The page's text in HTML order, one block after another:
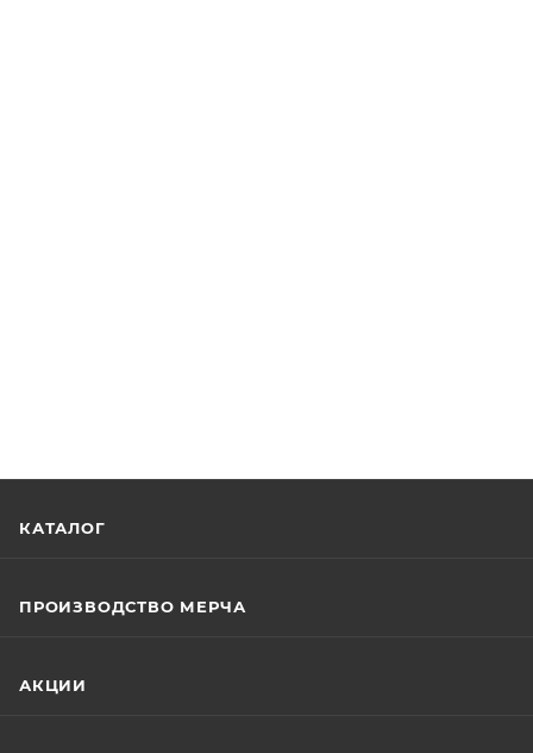
КАТАЛОГ
ПРОИЗВОДСТВО МЕРЧА
АКЦИИ